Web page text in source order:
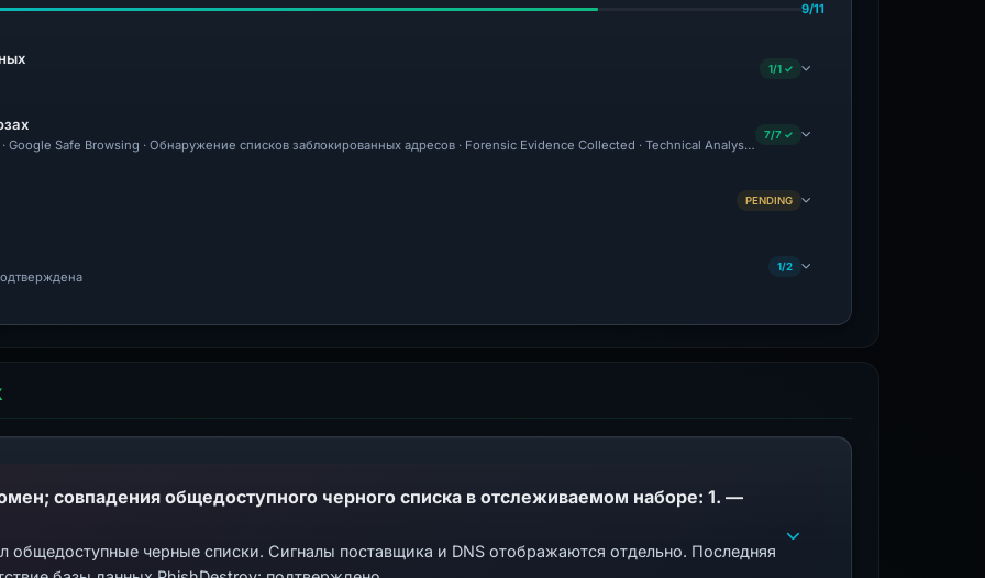
9/11
1/1 ✓
· Google Safe Browsing · Обнаружение списков заблокированных адресов · Forensic Evidence Collected · Technical Analysis Recorded
7/7 ✓
PENDING
1/2
PhishDestroy указывает этот домен; совпадения общедоступного черного списка в отслеживаемом наборе: 1. —
общедоступные черные списки. Сигналы поставщика и DNS отображаются отдельно. Последняя